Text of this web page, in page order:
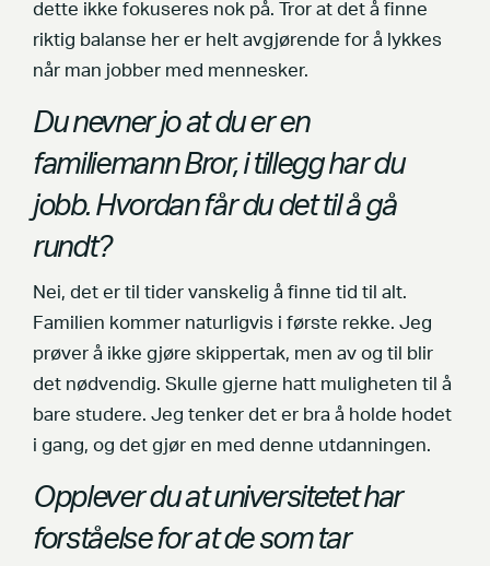
dette ikke fokuseres nok på. Tror at det å finne
riktig balanse her er helt avgjørende for å lykkes
når man jobber med mennesker.
Du nevner jo at du er en
familiemann Bror, i tillegg har du
jobb. Hvordan får du det til å gå
rundt?
Nei, det er til tider vanskelig å finne tid til alt.
Familien kommer naturligvis i første rekke. Jeg
prøver å ikke gjøre skippertak, men av og til blir
det nødvendig. Skulle gjerne hatt muligheten til å
bare studere. Jeg tenker det er bra å holde hodet
i gang, og det gjør en med denne utdanningen.
Opplever du at universitetet har
forståelse for at de som tar